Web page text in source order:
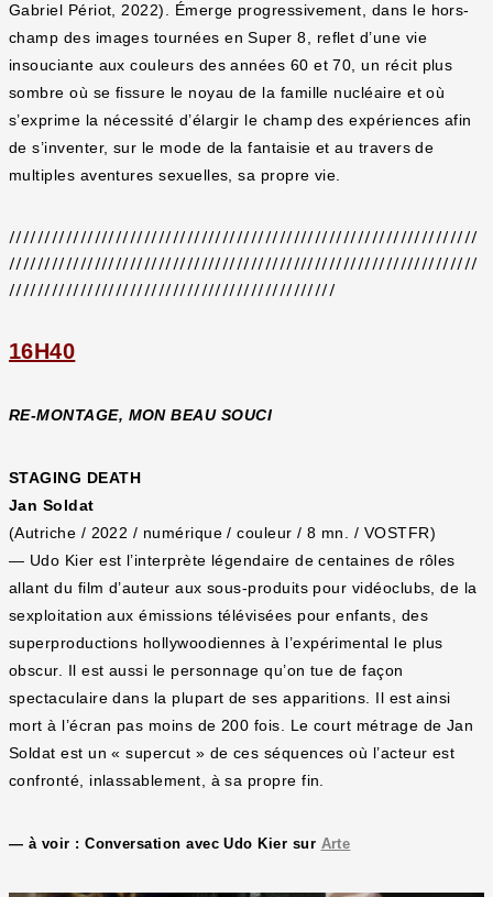
Gabriel Périot, 2022). Émerge progressivement, dans le hors-
champ des images tournées en Super 8, reflet d’une vie
insouciante aux couleurs des années 60 et 70, un récit plus
sombre où se fissure le noyau de la famille nucléaire et où
s’exprime la nécessité d’élargir le champ des expériences afin
de s’inventer, sur le mode de la fantaisie et au travers de
multiples aventures sexuelles, sa propre vie.
//////////////////////////////////////////////////////////////////
//////////////////////////////////////////////////////////////////
//////////////////////////////////////////////
16H40
RE-MONTAGE, MON BEAU SOUCI
STAGING DEATH
Jan Soldat
(Autriche / 2022 / numérique / couleur / 8 mn. / VOSTFR)
— Udo Kier est l’interprète légendaire de centaines de rôles
allant du film d’auteur aux sous-produits pour vidéoclubs, de la
sexploitation aux émissions télévisées pour enfants, des
superproductions hollywoodiennes à l’expérimental le plus
obscur. Il est aussi le personnage qu’on tue de façon
spectaculaire dans la plupart de ses apparitions. Il est ainsi
mort à l’écran pas moins de 200 fois. Le court métrage de Jan
Soldat est un « supercut » de ces séquences où l’acteur est
confronté, inlassablement, à sa propre fin.
— à voir : Conversation avec Udo Kier sur Arte